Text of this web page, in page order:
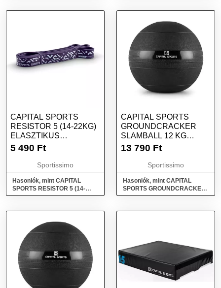
CAPITAL SPORTS
RESISTOR 5 (14-22KG)
ELASZTIKUS
GUMISZALAG, LILA,
5 490 Ft
Sportissimo
Hasonlók, mint CAPITAL
SPORTS RESISTOR 5 (14-
22KG) Elasztikus gumiszalag,
CAPITAL SPORTS
GROUNDCRACKER
SLAMBALL 12 KG
SLAMBALL, FEKETE,
13 790 Ft
Sportissimo
Hasonlók, mint CAPITAL
SPORTS GROUNDCRACKER
SLAMBALL 12 KG Slamball,